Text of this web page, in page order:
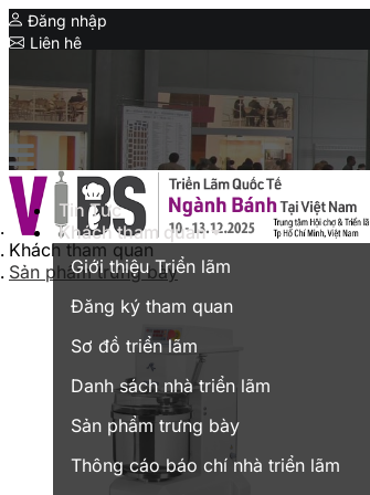
Đăng nhập
Liên hệ
Triển lãm liên quan
Taipei Int’l Bakery Show
Vietnam Expo
Triển lãm thương mại tại Việt Nam
English
Tin Tức
Khách tham quan
Giới thiệu Triển lãm
Đăng ký tham quan
Sơ đồ triển lãm
Danh sách nhà triển lãm
Sản phẩm trưng bày
Thông cáo báo chí nhà triển lãm
Trang chủ
Khách tham quan
Sản phẩm trưng bày